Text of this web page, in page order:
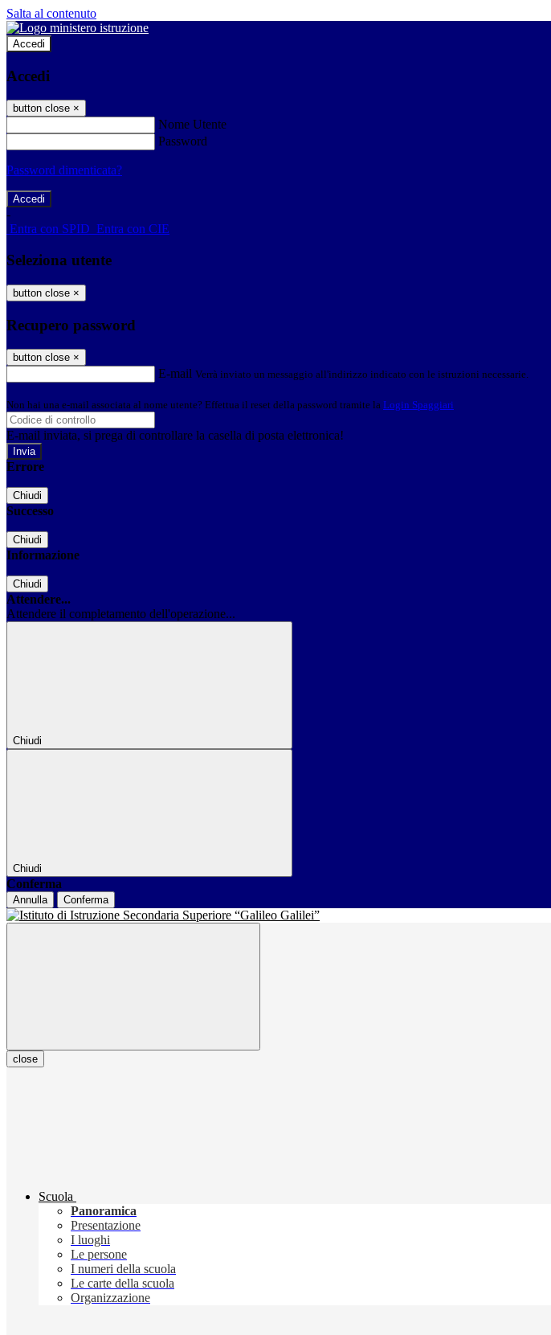
Salta al contenuto
Accedi
Accedi
button close ×
Nome Utente
Password
Password dimenticata?
-
Entra con SPID Entra con CIE
Seleziona utente
button close ×
Recupero password
button close ×
E-mail Verrà inviato un messaggio all'indirizzo indicato con le istruzioni necessarie.
Non hai una e-mail associata al nome utente? Effettua il reset della password tramite la Login Spaggiari
E-mail inviata, si prega di controllare la casella di posta elettronica!
Errore
Chiudi
Successo
Chiudi
Informazione
Chiudi
Attendere...
Attendere il completamento dell'operazione...
Chiudi
Chiudi
Conferma
Annulla Conferma
close
Scuola
Panoramica
Presentazione
I luoghi
Le persone
I numeri della scuola
Le carte della scuola
Organizzazione